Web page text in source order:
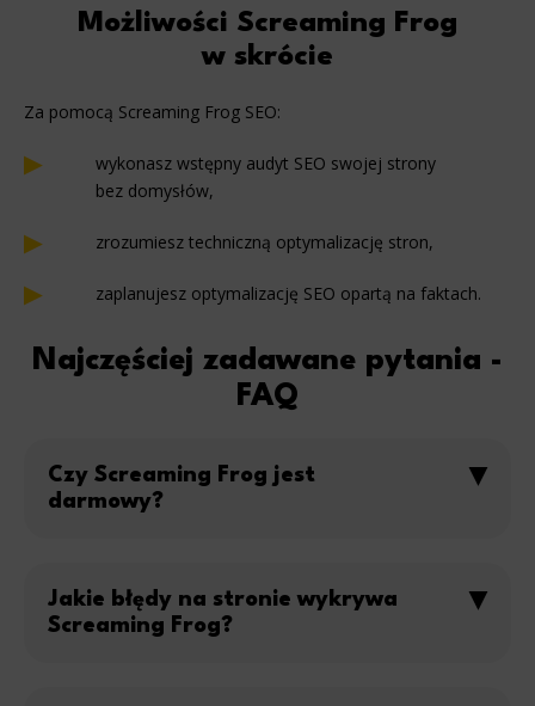
Możliwości Screaming Frog
w skrócie
Za pomocą Screaming Frog SEO:
wykonasz wstępny audyt SEO swojej strony
bez domysłów,
zrozumiesz techniczną optymalizację stron,
zaplanujesz optymalizację SEO opartą na faktach.
Najczęściej zadawane pytania -
FAQ
Czy Screaming Frog jest
darmowy?
większych serwisów lub zaawansowanej analizy warto
rozważyć wersję płatną – bez limitu i z integracją Google
Jakie błędy na stronie wykrywa
Screaming Frog?